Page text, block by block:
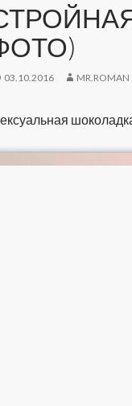
03.10.2016 MR.ROMAN